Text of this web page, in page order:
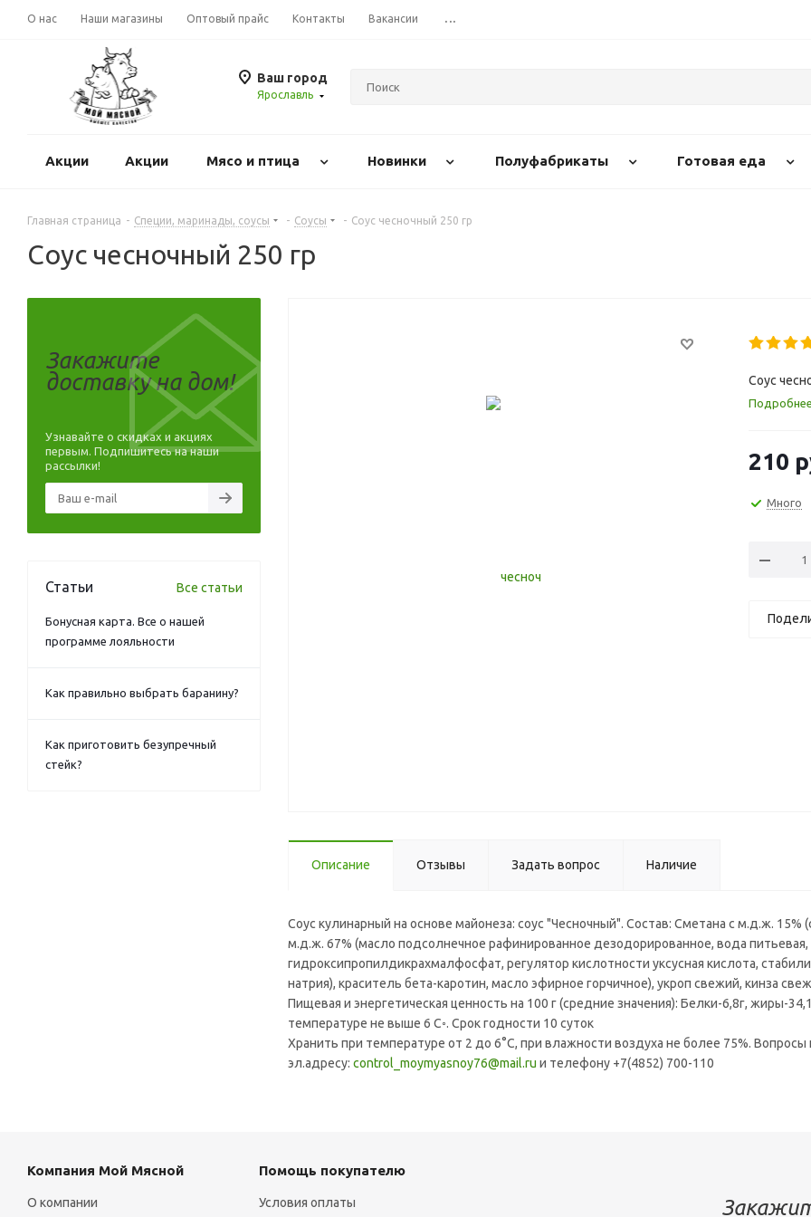
О нас Наши магазины Оптовый прайс Контакты Вакансии ...
Ваш город
Ярославль
Акции Акции Mясо и птица Новинки Полуфабрикаты Готовая еда
Главная страница - Специи, маринады, соусы - Соусы - Соус чесночный 250 гр
Соус чесночный 250 гр
Соус
210
Много
Описание Отзывы Задать вопрос Наличие
Соус кулинарный на основе майонеза: соус "Чесночный". Состав: Сметана с м.д.ж.
м.д.ж. 67% (масло подсолнечное рафинированное дезодорированное, вода
гидроксипропилдикрахмалфосфат, регулятор кислотности уксусная кислота,
натрия), краситель бета-каротин, масло эфирное горчичное), укроп свежий, кинза
Пищевая и энергетическая ценность на 100 г (средние значения): Белки-6,8г, жиры-
температуре не выше 6 С◦. Срок годности 10 суток
Хранить при температуре от 2 до 6°С, при влажности воздуха не более 75%.
эл.адресу: control_moymyasnoy76@mail.ru и телефону +7(4852) 700-110
Закажите
доставку на дом!
Узнавайте о скидках и акциях
первым. Подпишитесь на наши
рассылки!
Статьи Все статьи
Бонусная карта. Все о нашей
программе лояльности
Как правильно выбрать баранину?
Как приготовить безупречный
стейк?
Компания Мой Мясной
О компании
Помощь покупателю
Условия оплаты